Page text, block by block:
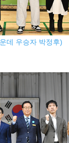
데 우승자 박정후)